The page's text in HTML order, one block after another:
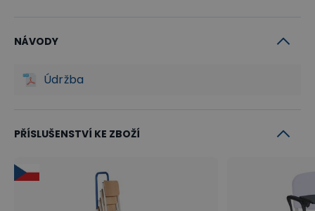
NÁVODY
Údržba
PŘÍSLUŠENSTVÍ KE ZBOŽÍ